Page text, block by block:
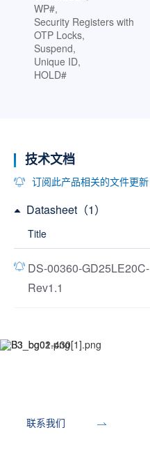
WP#,
Security Registers with
OTP Locks,
Suspend,
Unique ID,
HOLD#
技术文档
订阅此产品相关的文件更新
Datasheet（1）
Title
DS-00360-GD25LE20C-
Rev1.1
联系我们